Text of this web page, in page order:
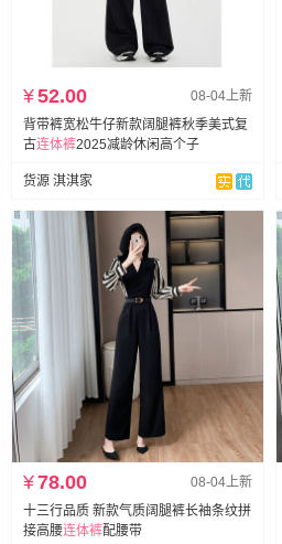
08-04上新
¥52.00
背带裤宽松牛仔新款阔腿裤秋季美式复
古连体裤2025减龄休闲高个子
货源 淇淇家
08-04上新
¥78.00
十三行品质 新款气质阔腿裤长袖条纹拼
接高腰连体裤配腰带